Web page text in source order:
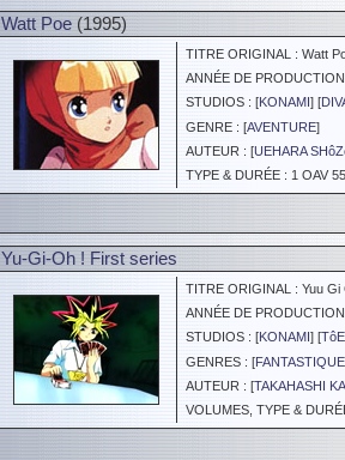
Watt Poe (1995)
TITRE ORIGINAL : Watt
ANNÉE DE
STUDIOS : [KONAMI] [
GENRE : [AVENTURE]
AUTEUR : [UEHARA
TYPE & DURÉE : 1 OAV
Yu-Gi-Oh ! First series
TITRE ORIGINAL : Yuu Gi
ANNÉE DE
STUDIOS : [KONAMI] [
GENRES : [
AUTEUR : [TAKAHASHI
VOLUMES, TYPE &